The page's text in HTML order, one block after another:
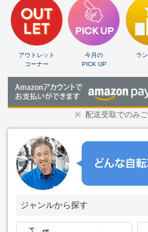
アウトレット
コーナー
今月の
PICK UP
ラ
配送受取でのみ
ジャンルから探す